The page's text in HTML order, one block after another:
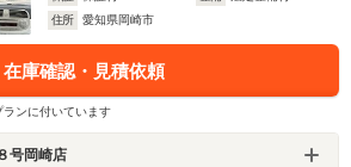
住所
愛知県岡崎市
在庫確認・見積依頼
ンに付いています
号岡崎店